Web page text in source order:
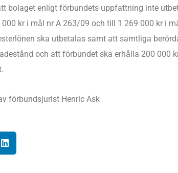
bolaget enligt förbundets uppfattning inte
kr i mål nr A 263/09 och till 1 269 000 kr i
ska utbetalas samt att samtliga
och att förbundet ska erhålla 200 000
förbundsjurist Henric Ask